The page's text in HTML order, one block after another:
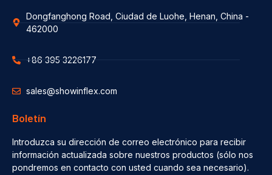
Dongfanghong Road, Ciudad de Luohe, Henan, China -
462000
+86 395 3226177
sales@showinflex.com
Boletín
Introduzca su dirección de correo electrónico para recibir
información actualizada sobre nuestros productos (sólo nos
pondremos en contacto con usted cuando sea necesario).